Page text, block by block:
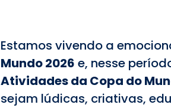
Estamos vivendo a
Mundo 2026 e, nesse
Atividades da Copa do
sejam lúdicas, criativas,